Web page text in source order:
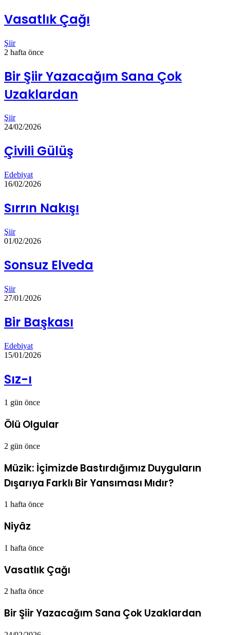
Vasatlık Çağı
Şiir
2 hafta önce
Bir Şiir Yazacağım Sana Çok
Uzaklardan
Şiir
24/02/2026
Çivili Gülüş
Edebiyat
16/02/2026
Sırrın Nakışı
Şiir
01/02/2026
Sonsuz Elveda
Şiir
27/01/2026
Bir Başkası
Edebiyat
15/01/2026
Sız-ı
1 gün önce
Ölü Olgular
2 gün önce
Müzik: İçimizde Bastırdığımız Duyguların
Dışarıya Farklı Bir Yansıması Mıdır?
1 hafta önce
Niyâz
1 hafta önce
Vasatlık Çağı
2 hafta önce
Bir Şiir Yazacağım Sana Çok Uzaklardan